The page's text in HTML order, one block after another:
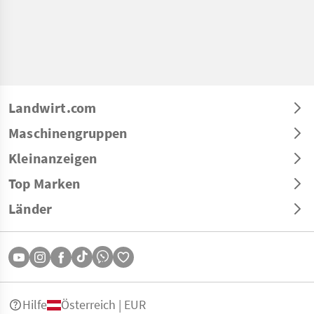
Landwirt.com
Maschinengruppen
Kleinanzeigen
Top Marken
Länder
Hilfe Österreich | EUR